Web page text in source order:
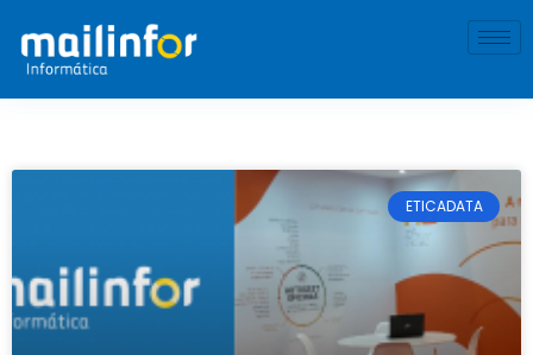
ETICADATA